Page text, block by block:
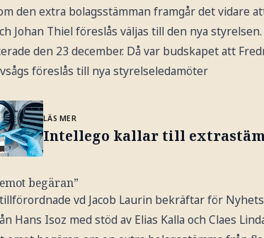
den extra bolagsstämman framgår det vidare
Johan Thiel föreslås väljas till den nya
den 23 december. Då var budskapet att
föreslås till nya styrelseledamöter
LÄS MER
Intellego kallar till
begäran”
vd Jacob Laurin bekräftar för
Hans Isoz med stöd av Elias Kalla och Claes